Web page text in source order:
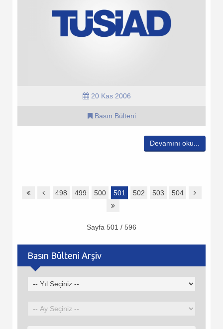
20 Kas 2006
Basın Bülteni
Devamını oku...
498 499 500 501 502 503 504
Sayfa 501 / 596
Basın Bülteni Arşiv